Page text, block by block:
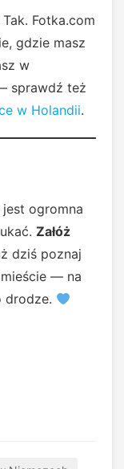
Tak. Fotka.com
gdzie masz
w
sprawdź też
w Holandii.
jest ogromna
Załóż
dziś poznaj
— na
drodze.